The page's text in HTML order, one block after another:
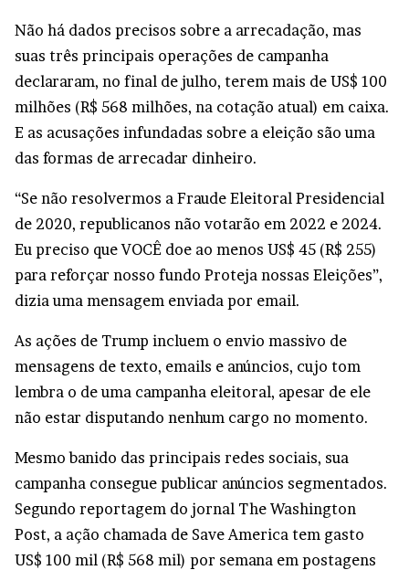
Não há dados precisos sobre a arrecadação, mas
suas três principais operações de campanha
declararam, no final de julho, terem mais de US$ 100
milhões (R$ 568 milhões, na cotação atual) em caixa.
E as acusações infundadas sobre a eleição são uma
das formas de arrecadar dinheiro.
“Se não resolvermos a Fraude Eleitoral Presidencial
de 2020, republicanos não votarão em 2022 e 2024.
Eu preciso que VOCÊ doe ao menos US$ 45 (R$ 255)
para reforçar nosso fundo Proteja nossas Eleições”,
dizia uma mensagem enviada por email.
As ações de Trump incluem o envio massivo de
mensagens de texto, emails e anúncios, cujo tom
lembra o de uma campanha eleitoral, apesar de ele
não estar disputando nenhum cargo no momento.
Mesmo banido das principais redes sociais, sua
campanha consegue publicar anúncios segmentados.
Segundo reportagem do jornal The Washington
Post, a ação chamada de Save America tem gasto
US$ 100 mil (R$ 568 mil) por semana em postagens